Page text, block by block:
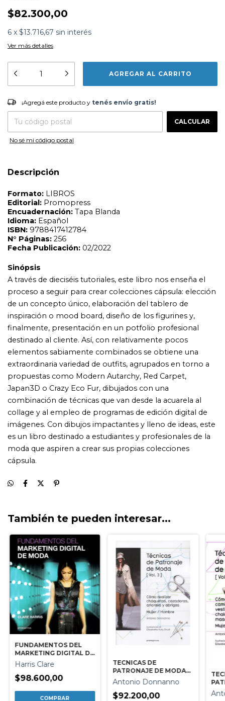
$82.300,00
6 x $13.716,67 sin interés
Ver más detalles
¡Agregá este producto ytenés envío gratis!
CAMBIAR CP
¡Agregá este producto y tenés envío gratis!
CALCULAR
No sé mi código postal
Descripción
Formato:
LIBROS
Encuadernación:Tapa Blanda
ISBN:9788417412784
N°Páginas:256
Fecha Publicación:
02/2022
Sinópsis
A través de dieciséis tutoriales, este libro nos enseña el
inspiración o mood board, diseño de los figurines y,
destinado al cliente. Así, con relativamente pocos
elementos sabiamente combinados se obtiene una
extraordinaria variedad de outfits, agrupados en torno a
propuestas como Modern Autarchy, Red Carpet,
Japan3D o Crazy Eco Fur, dibujados con una
combinación de técnicas que van desde la acuarela al
imágenes. Con dibujos impactantes y lleno de ideas, este
moda que aspiren a crear sus propias colecciones
cápsula.
También te pueden interesar...
FUNDAMENTOS DEL
MARKETING DIGITAL DE
LA MODA
Harris Clare
$98.600,00
TECNICAS DE
PATRONAJE DE MODA
VOL.3 MUJER/HOMBRE
Antonio Donnanno
$92.200,00